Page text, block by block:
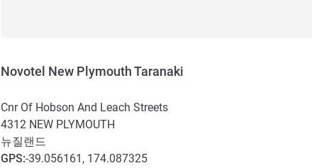
Novotel New Plymouth Taranaki
Cnr Of Hobson And Leach Streets
4312 NEW PLYMOUTH
뉴질랜드
GPS:-39.056161, 174.087325